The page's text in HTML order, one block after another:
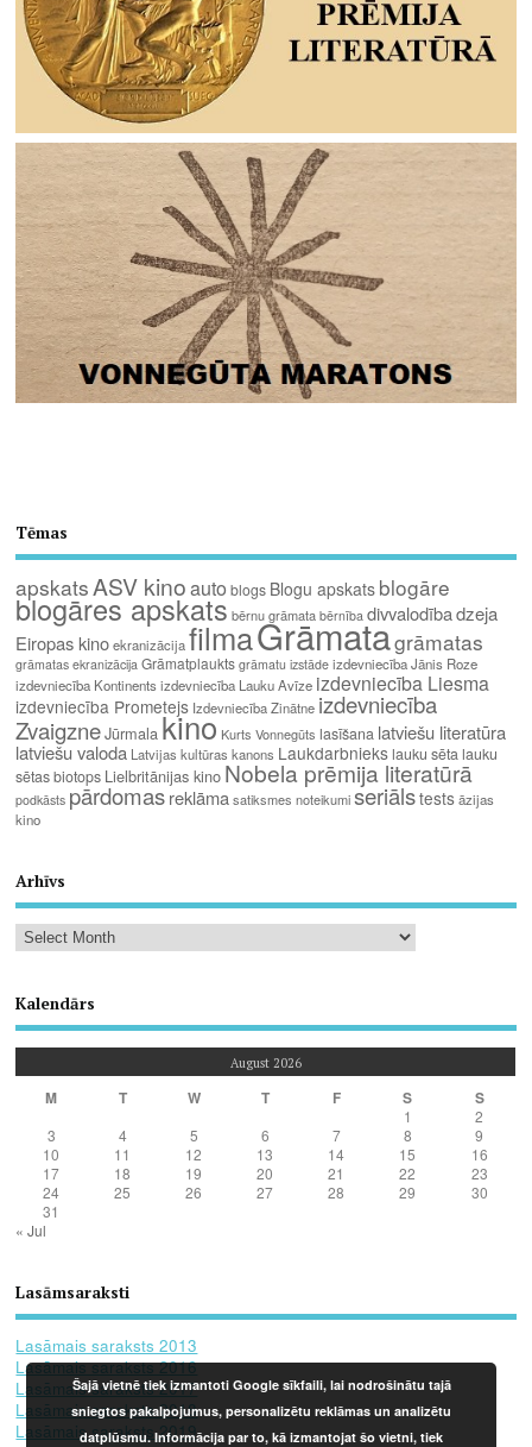
Tēmas
apskats ASV kinoauto blogs Blogu apskats blogāre
blogāres apskats bērnu grāmata bērnība divvalodībadzeja
Eiropas kino ekranizācija filmaGrāmatagrāmatas
grāmatas ekranizācija Grāmatplaukts grāmatu izstāde izdevniecība Jānis Roze
izdevniecība Kontinents izdevniecība Lauku Avīze izdevniecība Liesma
izdevniecība Prometejs Izdevniecība Zinātne izdevniecība
ZvaigzneJūrmala kino Kurts Vonnegūts lasīšana latviešu literatūra
latviešu valoda Latvijas kultūras kanons Laukdarbniekslauku sēta lauku
sētas biotops Lielbritānijas kino Nobela prēmija literatūrā
podkāsts pārdomasreklāma satiksmes noteikumi seriālstests āzijas
kino
Arhīvs
Kalendārs
August 2026
M T W T F S S
1
2
3
4 5 6 7 8
9
10
11 12 13 14 15
16
17
18 19 20 21 22
23
24
25 26 27 28 29
30
31
« Jul
Lasāmsaraksti
Lasāmais saraksts 2013
Lasāmais saraksts 2016
Lasāmais saraksts 2017
Lasāmais saraksts 2018
Lasāmais saraksts 2019
Šajā vietnē tiek izmantoti Google sīkfaili, lai nodrošinātu tajā
sniegtos pakalpojumus, personalizētu reklāmas un analizētu
datplūsmu. Informācija par to, kā izmantojat šo vietni, tiek